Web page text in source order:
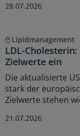
28.07.2026
Lipidmanagement
LDL-
Zielwerte ein
Die aktualisierte
stark der
Zielwerte stehen
21.07.2026